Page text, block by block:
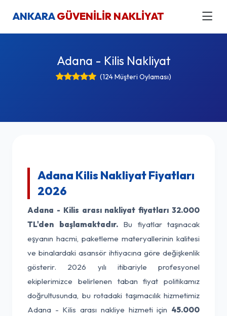
ANKARAGÜVENİLİR NAKLİYAT
Adana - Kilis Nakliyat
(124 Müşteri Oylaması)
Adana Kilis Nakliyat Fiyatları
2026
Adana - Kilis arası nakliyat fiyatları 32.000
TL'den başlamaktadır.Bu fiyatlar taşınacak
eşyanın hacmi, paketleme materyallerinin kalitesi
ve binalardaki asansör ihtiyacına göre değişkenlik
gösterir. 2026 yılı itibariyle profesyonel
ekiplerimizce belirlenen taban fiyat politikamız
doğrultusunda, bu rotadaki taşımacılık hizmetimiz
Adana - Kilis arası nakliye hizmeti için 45.000